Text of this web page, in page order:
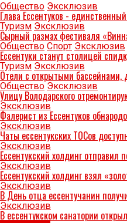
Общество Эксклюзив
Глава Ессентуков -
Туризм Эксклюзив
Сырный размах фестиваля
Общество Спорт Эксклюзив
Ессентуки станут столицей
Туризм Эксклюзив
Отели с открытыми бассейнами,
Общество Эксклюзив
Улицу Володарского
Эксклюзив
Фалерист из Ессентуков
Эксклюзив
Чаты ессентукских ТОСов
Эксклюзив
Ессентукский холдинг
Эксклюзив
Ессентукский холдинг взял
Эксклюзив
В День отца ессентучанин
Эксклюзив
В ессентукском санатории